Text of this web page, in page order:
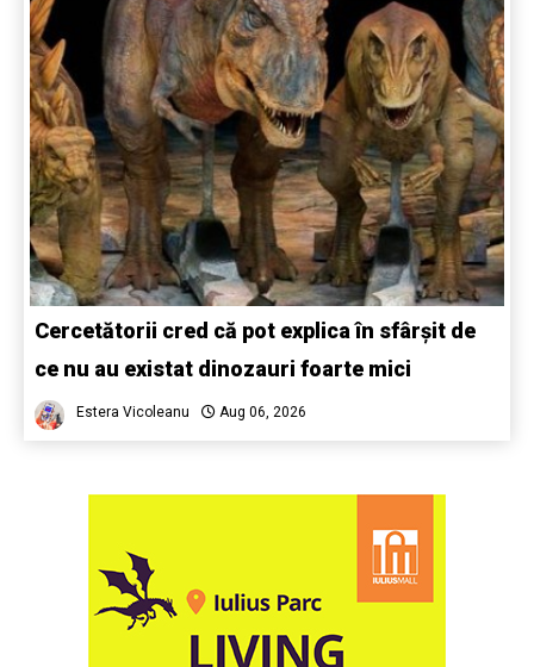
Cercetătorii cred că pot explica în sfârșit de
ce nu au existat dinozauri foarte mici
Estera Vicoleanu Aug 06, 2026